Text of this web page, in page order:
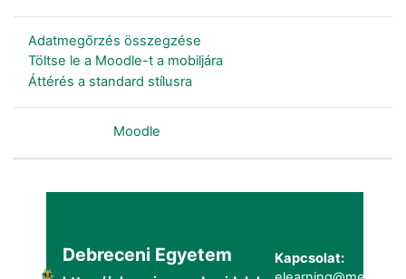
Adatmegőrzés összegzése
Töltse le a Moodle-t a mobiljára
Áttérés a standard stílusra
Moodle
Debreceni Egyetem
Kapcsolat: